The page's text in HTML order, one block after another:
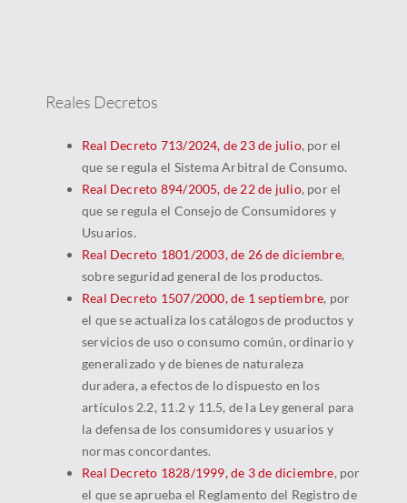
Reales Decretos
Real Decreto 713/2024, de 23 de julio, por el
que se regula el Sistema Arbitral de Consumo.
Real Decreto 894/2005, de 22 de julio, por el
que se regula el Consejo de Consumidores y
Usuarios.
Real Decreto 1801/2003, de 26 de diciembre,
sobre seguridad general de los productos.
Real Decreto 1507/2000, de 1 septiembre, por
el que se actualiza los catálogos de productos y
servicios de uso o consumo común, ordinario y
generalizado y de bienes de naturaleza
duradera, a efectos de lo dispuesto en los
artículos 2.2, 11.2 y 11.5, de la Ley general para
la defensa de los consumidores y usuarios y
normas concordantes.
Real Decreto 1828/1999, de 3 de diciembre, por
el que se aprueba el Reglamento del Registro de